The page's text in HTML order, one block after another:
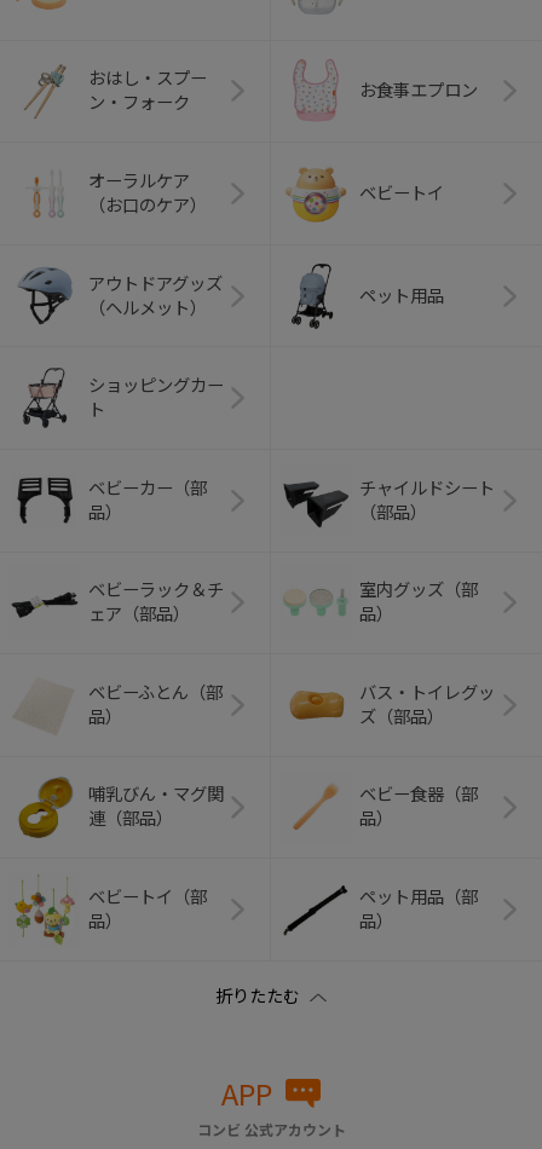
おはし・スプー
ン・フォーク
お食事エプロン
オーラルケア
（お口のケア）
ベビートイ
アウトドアグッズ
（ヘルメット）
ペット用品
ショッピングカー
ト
ベビーカー（部
品）
チャイルドシート
（部品）
ベビーラック＆チ
ェア（部品）
室内グッズ（部
品）
ベビーふとん（部
品）
バス・トイレグッ
ズ（部品）
哺乳びん・マグ関
連（部品）
ベビー食器（部
品）
ベビートイ（部
品）
ペット用品（部
品）
APP
コンビ 公式アカウント